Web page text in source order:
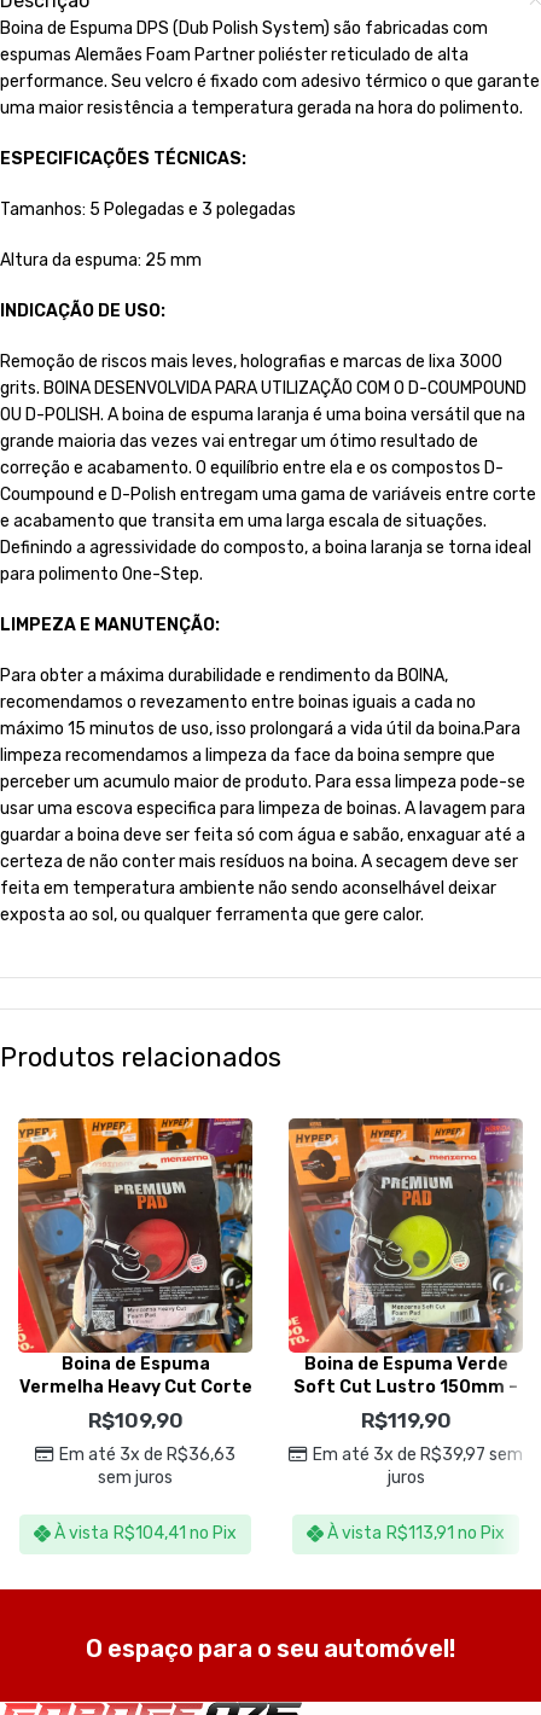
Boina de Espuma DPS (Dub Polish System) são fabricadas com
espumas Alemães Foam Partner poliéster reticulado de alta
performance. Seu velcro é fixado com adesivo térmico o que garante
uma maior resistência a temperatura gerada na hora do polimento.
ESPECIFICAÇÕES TÉCNICAS:
Tamanhos: 5 Polegadas e 3 polegadas
Altura da espuma: 25 mm
INDICAÇÃO DE USO:
Remoção de riscos mais leves, holografias e marcas de lixa 3000
grits. BOINA DESENVOLVIDA PARA UTILIZAÇÃO COM O D-COUMPOUND
OU D-POLISH. A boina de espuma laranja é uma boina versátil que na
grande maioria das vezes vai entregar um ótimo resultado de
correção e acabamento. O equilíbrio entre ela e os compostos D-
Coumpound e D-Polish entregam uma gama de variáveis entre corte
e acabamento que transita em uma larga escala de situações.
Definindo a agressividade do composto, a boina laranja se torna ideal
para polimento One-Step.
LIMPEZA E MANUTENÇÃO:
Para obter a máxima durabilidade e rendimento da BOINA,
recomendamos o revezamento entre boinas iguais a cada no
máximo 15 minutos de uso, isso prolongará a vida útil da boina.Para
limpeza recomendamos a limpeza da face da boina sempre que
perceber um acumulo maior de produto. Para essa limpeza pode-se
usar uma escova especifica para limpeza de boinas. A lavagem para
guardar a boina deve ser feita só com água e sabão, enxaguar até a
certeza de não conter mais resíduos na boina. A secagem deve ser
feita em temperatura ambiente não sendo aconselhável deixar
exposta ao sol, ou qualquer ferramenta que gere calor.
Produtos relacionados
Boina de Espuma
Vermelha Heavy Cut Corte
150mm – Menzerna
R$109,90
Em até 3x de R$36,63
sem juros
À vista R$104,41 no Pix
Boina de Espuma Verde
Soft Cut Lustro 150mm –
Menzerna
R$119,90
Em até 3x de R$39,97 sem
juros
À vista R$113,91 no Pix
O espaço para o seu automóvel!